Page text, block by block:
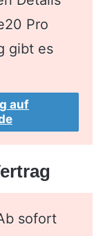
Pro
gibt es
auf
sofort